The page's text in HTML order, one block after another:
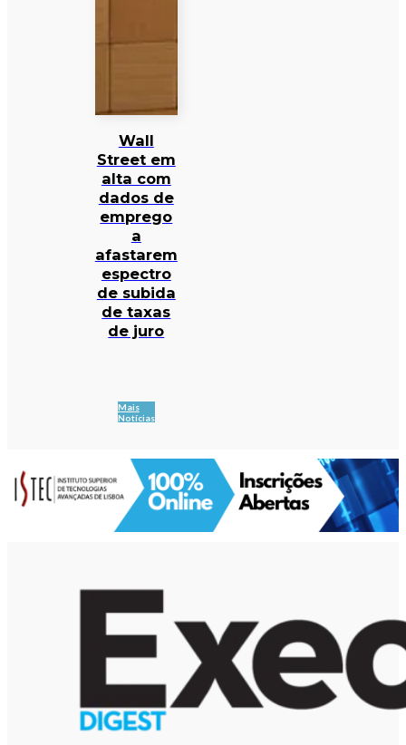
Wall
Street em
alta com
dados de
emprego
a
afastarem
espectro
de subida
de taxas
de juro
Mais
Notícias